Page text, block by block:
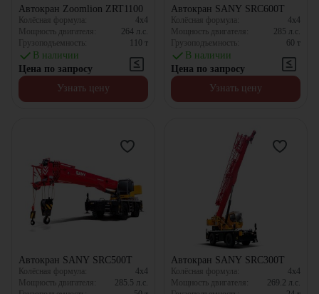
Автокран Zoomlion ZRT1100
Колёсная формула:
4x4
Мощность двигателя:
264 л.с.
Грузоподъемность:
110 т
В наличии
Цена по запросу
Узнать цену
Автокран SANY SRC600T
Колёсная формула:
4x4
Мощность двигателя:
285 л.с.
Грузоподъемность:
60 т
В наличии
Цена по запросу
Узнать цену
Автокран SANY SRC500T
Колёсная формула:
4x4
Мощность двигателя:
285.5 л.с.
Автокран SANY SRC300T
Колёсная формула:
4x4
Мощность двигателя:
269.2 л.с.